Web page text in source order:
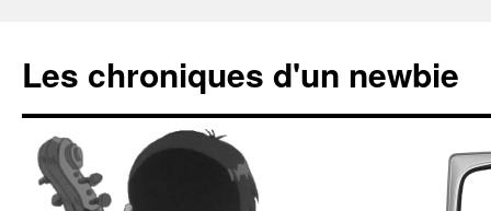
Les chroniques d'un newbie